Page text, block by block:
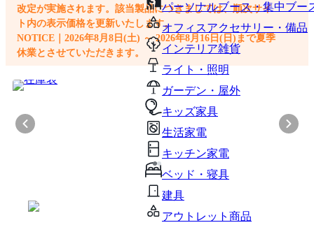
パーソナルブース・集中ブー
オフィスアクセサリー・備品
インテリア雑貨
ライト・照明
ガーデン・屋外
キッズ家具
生活家電
キッチン家電
ベッド・寝具
建具
アウトレット商品
改定が実施されます。該当製品につきましては、順次サイ
ト内の表示価格を更新いたします。
NOTICE｜2026年8月8日(土) ～ 2026年8月16日(日)まで夏季
休業とさせていただきます。